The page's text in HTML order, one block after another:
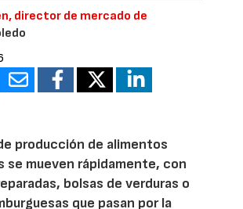
director de mercado de
producción de alimentos
se mueven rápidamente, con
bolsas de verduras o
que pasan por la